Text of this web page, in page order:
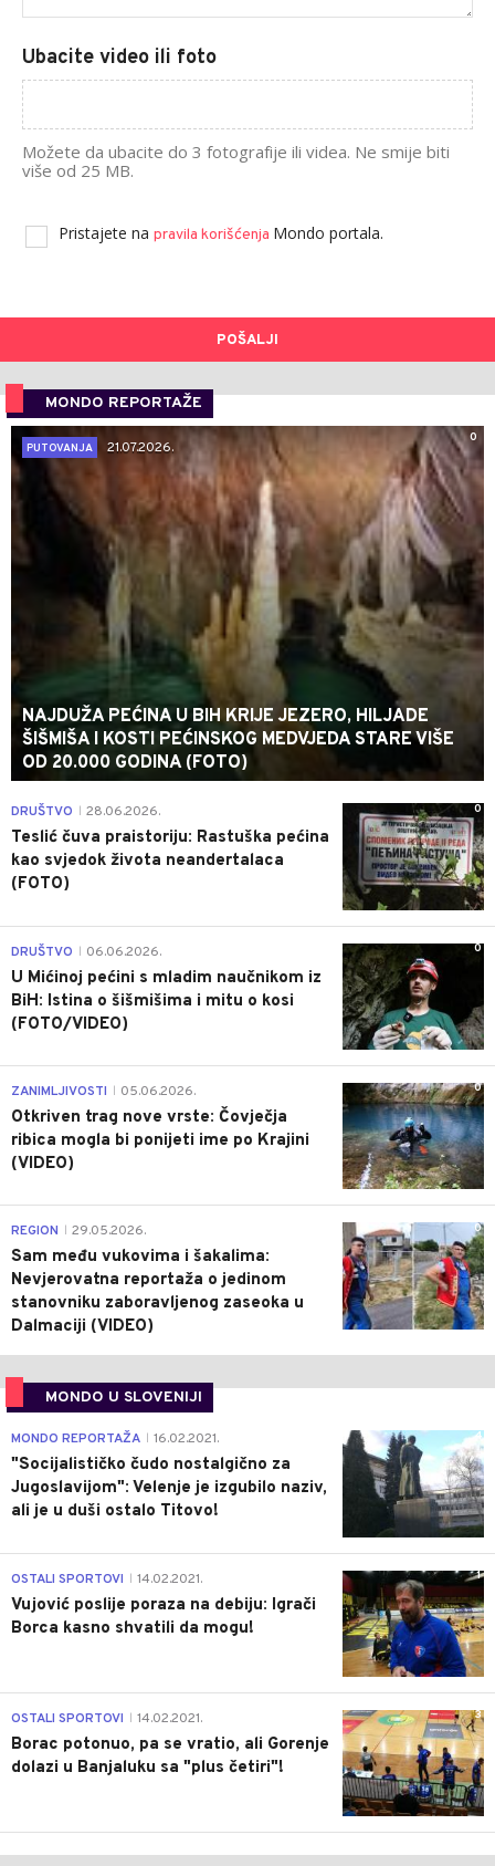
Ubacite video ili foto
Možete da ubacite do 3 fotografije ili videa. Ne smije biti
više od 25 MB.
Pristajete na pravila korišćenja Mondo portala.
POŠALJI
MONDO REPORTAŽE
0
PUTOVANJA
21.07.2026.
NAJDUŽA PEĆINA U BIH KRIJE JEZERO, HILJADE
ŠIŠMIŠA I KOSTI PEĆINSKOG MEDVJEDA STARE VIŠE
OD 20.000 GODINA (FOTO)
0
DRUŠTVO 28.06.2026.
Teslić čuva praistoriju: Rastuška pećina
kao svjedok života neandertalaca
(FOTO)
0
DRUŠTVO 06.06.2026.
U Mićinoj pećini s mladim naučnikom iz
BiH: Istina o šišmišima i mitu o kosi
(FOTO/VIDEO)
0
ZANIMLJIVOSTI 05.06.2026.
Otkriven trag nove vrste: Čovječja
ribica mogla bi ponijeti ime po Krajini
(VIDEO)
0
REGION 29.05.2026.
Sam među vukovima i šakalima:
Nevjerovatna reportaža o jedinom
stanovniku zaboravljenog zaseoka u
Dalmaciji (VIDEO)
MONDO U SLOVENIJI
4
MONDO REPORTAŽA 16.02.2021.
"Socijalističko čudo nostalgično za
Jugoslavijom": Velenje je izgubilo naziv,
ali je u duši ostalo Titovo!
1
OSTALI SPORTOVI 14.02.2021.
Vujović poslije poraza na debiju: Igrači
Borca kasno shvatili da mogu!
3
OSTALI SPORTOVI 14.02.2021.
Borac potonuo, pa se vratio, ali Gorenje
dolazi u Banjaluku sa "plus četiri"!